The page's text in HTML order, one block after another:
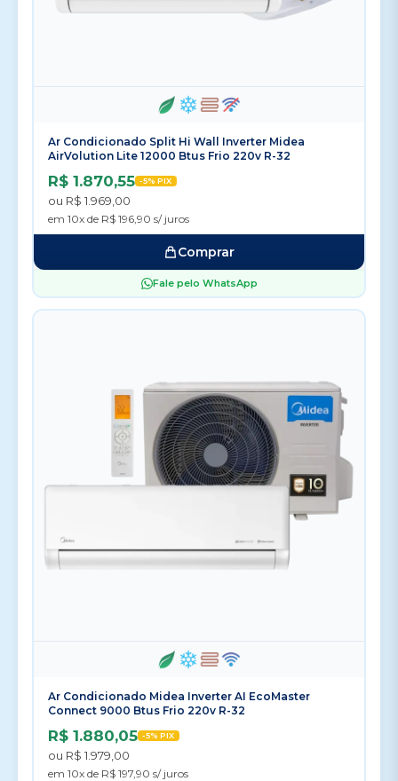
Ar Condicionado Split Hi Wall Inverter Midea
AirVolution Lite 12000 Btus Frio 220v R-32
R$ 1.870,55 -5% PIX
ou R$ 1.969,00
em 10x de R$ 196,90 s/ juros
Comprar
Fale pelo WhatsApp
Ar Condicionado Midea Inverter AI EcoMaster
Connect 9000 Btus Frio 220v R-32
R$ 1.880,05 -5% PIX
ou R$ 1.979,00
em 10x de R$ 197,90 s/ juros